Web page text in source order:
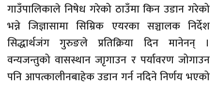
गाउँपालिकाले निषेध गरेको ठाउँमा किन उडान गरेको
भन्ने जिज्ञासामा सिम्रिक एयरका सञ्चालक निर्देश
सिद्धार्थजंग गुरुङले प्रतिक्रिया दिन मानेनन् ।
वन्यजन्तुको वासस्थान जाृगाउन र पर्यावरण जोगाउन
पनि आपत्कालीनबाहेक उडान गर्न नदिने निर्णय भएको